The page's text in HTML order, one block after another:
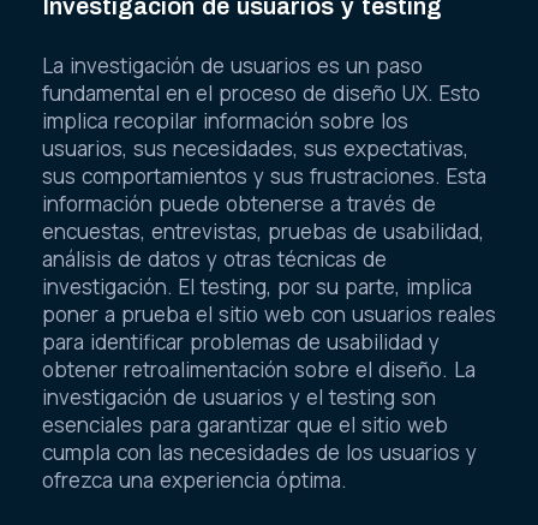
Investigación de usuarios y testing
La investigación de usuarios es un paso
fundamental en el proceso de diseño UX. Esto
implica recopilar información sobre los
usuarios, sus necesidades, sus expectativas,
sus comportamientos y sus frustraciones. Esta
información puede obtenerse a través de
encuestas, entrevistas, pruebas de usabilidad,
análisis de datos y otras técnicas de
investigación. El testing, por su parte, implica
poner a prueba el sitio web con usuarios reales
para identificar problemas de usabilidad y
obtener retroalimentación sobre el diseño. La
investigación de usuarios y el testing son
esenciales para garantizar que el sitio web
cumpla con las necesidades de los usuarios y
ofrezca una experiencia óptima.